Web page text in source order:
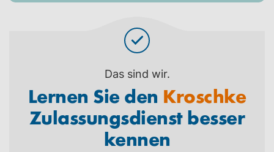
Das sind wir.
Lernen Sie den Kroschke
Zulassungsdienst besser
kennen